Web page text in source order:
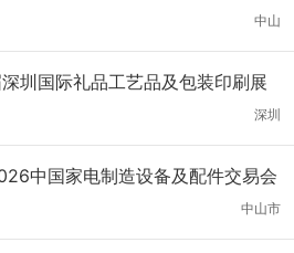
中山
圳国际礼品工艺品及包装印刷展
深圳
中国家电制造设备及配件交易会
中山市